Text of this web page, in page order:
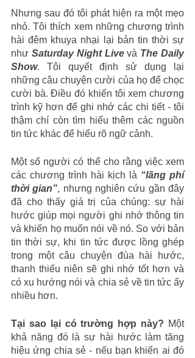
Nhưng sau đó tôi phát hiện ra một mẹo
nhỏ. Tôi thích xem những chương trình
hài đêm khuya nhại lại bản tin thời sự
như Saturday Night Live và The Daily
Show.
Tôi quyết định sử dụng lại
những câu chuyện cười của họ để chọc
cười bà. Điều đó khiến tôi xem chương
trình kỹ hơn để ghi nhớ các chi tiết - tôi
thậm chí còn tìm hiểu thêm các nguồn
tin tức khác để hiểu rõ ngữ cảnh.
Một số người có thể cho rằng việc xem
các chương trình hài kịch là “lãng phí
thời gian”, nhưng nghiên cứu gần đây
đã cho thấy giá trị của chúng: sự hài
hước giúp mọi người ghi nhớ thông tin
và khiến họ muốn nói về nó. So với bản
tin thời sự, khi tin tức được lồng ghép
trong một câu chuyện đùa hài hước,
thanh thiếu niên sẽ ghi nhớ tốt hơn và
có xu hướng nói và chia sẻ về tin tức ấy
nhiều hơn.
Tại sao lại có trường hợp này? Một
khả năng đó là sự hài hước làm tăng
hiệu ứng chia sẻ - nếu bạn khiến ai đó